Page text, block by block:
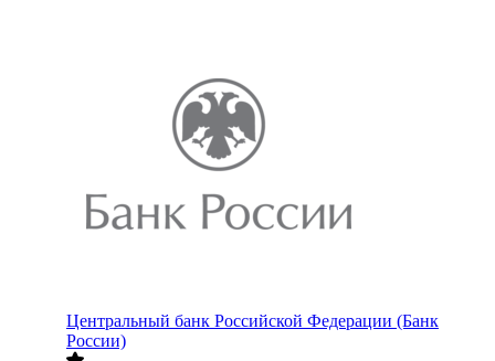
Центральный банк Российской Федерации (Банк
России)